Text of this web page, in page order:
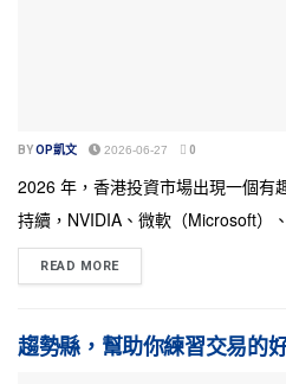
BYOP凱文 2026-06-27 0
2026 年，香港投資市場出現一個有
持續，NVIDIA、微軟（Microsoft）
READ MORE
趨勢縣，幫助你練習交易的